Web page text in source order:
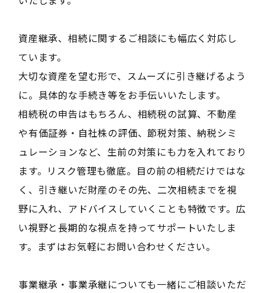
資産継承、相続に関するご相談にも幅広く対応し
ています。
大切な資産を望む形で、スムーズに引き継げるよう
に。具体的な手続き等をお手伝いいたします。
相続税の申告はもちろん、相続税の試算、不動産
や有価証券・自社株の評価、節税対策、納税シミ
ュレーションなど、生前の対策にも力を入れており
ます。リスク管理も徹底。目の前の相続だけではな
く、引き継いだ財産のその先、二次相続までを視
野に入れ、アドバイスしていくことも特徴です。広
い視野と長期的な視点を持ってサポートいたしま
す。まずはお気軽にお問い合わせください。
事業継承・事業承継についても一緒にご相談いただ